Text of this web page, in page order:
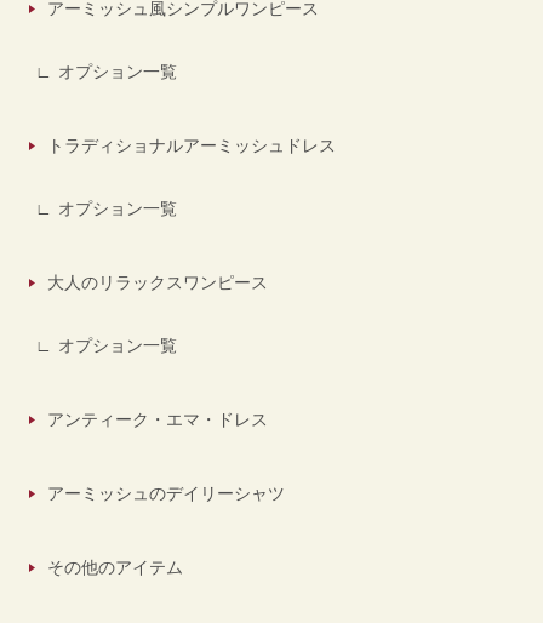
アーミッシュ風シンプルワンピース
オプション一覧
トラディショナルアーミッシュドレス
オプション一覧
大人のリラックスワンピース
オプション一覧
アンティーク・エマ・ドレス
アーミッシュのデイリーシャツ
その他のアイテム